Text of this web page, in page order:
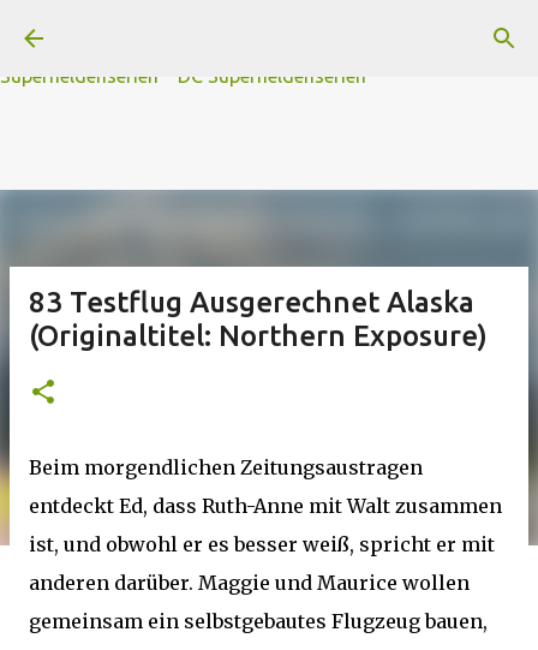
N
Superheldenserien
DC Superheldenserien
83 Testflug Ausgerechnet Alaska
(Originaltitel: Northern Exposure)
Beim morgendlichen Zeitungsaustragen
entdeckt Ed, dass Ruth-Anne mit Walt zusammen
ist, und obwohl er es besser weiß, spricht er mit
anderen darüber. Maggie und Maurice wollen
gemeinsam ein selbstgebautes Flugzeug bauen,